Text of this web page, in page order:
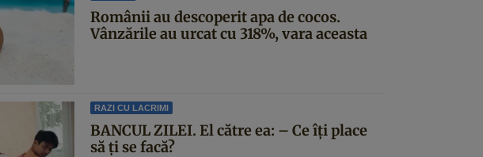
Românii au descoperit apa de cocos.
Vânzările au urcat cu 318%, vara aceasta
RAZI CU LACRIMI
BANCUL ZILEI. El către ea: – Ce îți place
să ți se facă?